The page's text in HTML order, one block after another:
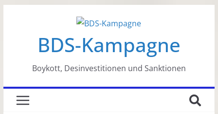
BDS-Kampagne
Boykott, Desinvestitionen und Sanktionen